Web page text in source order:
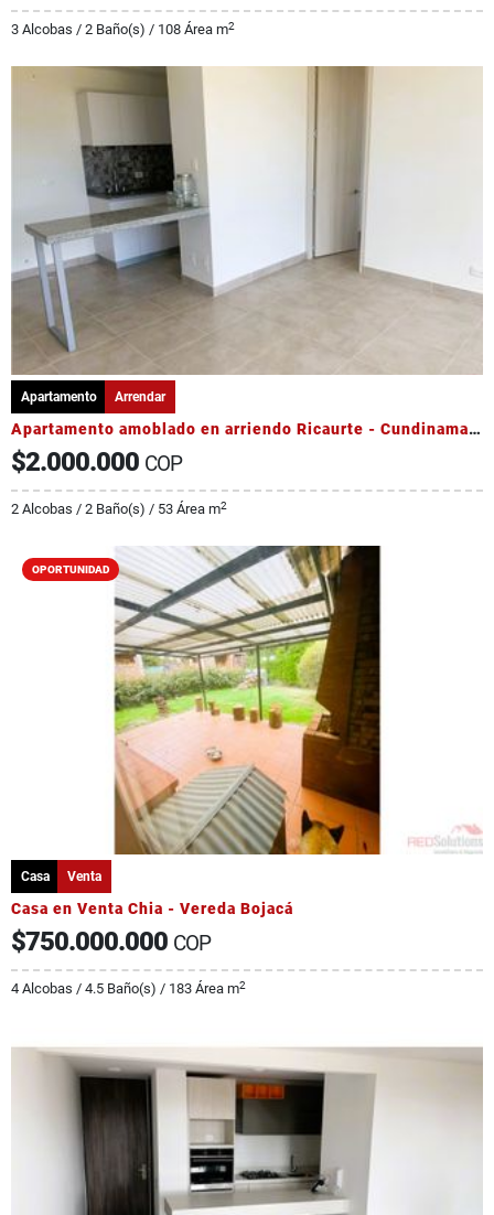
3 Alcobas / 2 Baño(s) / 108 Área m2
Apartamento Arrendar
Apartamento amoblado en arriendo Ricaurte - Cundinamarca
$2.000.000 COP
2 Alcobas / 2 Baño(s) / 53 Área m2
OPORTUNIDAD
Casa Venta
Casa en Venta Chia - Vereda Bojacá
$750.000.000 COP
4 Alcobas / 4.5 Baño(s) / 183 Área m2